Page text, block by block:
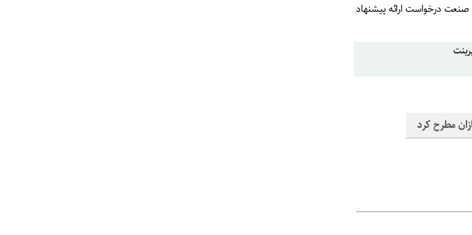
صنعت درخواست ارائه پیشنهاد
مطرح کرد